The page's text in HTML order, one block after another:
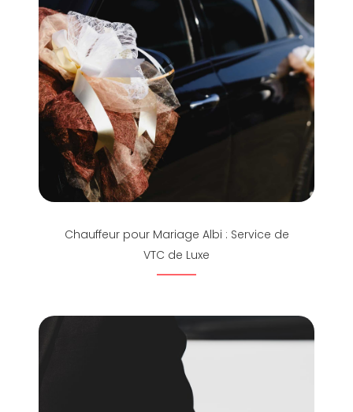
Chauffeur pour Mariage Albi : Service de
VTC de Luxe